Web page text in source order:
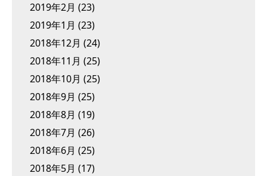
2019年2月 (23)
2019年1月 (23)
2018年12月 (24)
2018年11月 (25)
2018年10月 (25)
2018年9月 (25)
2018年8月 (19)
2018年7月 (26)
2018年6月 (25)
2018年5月 (17)